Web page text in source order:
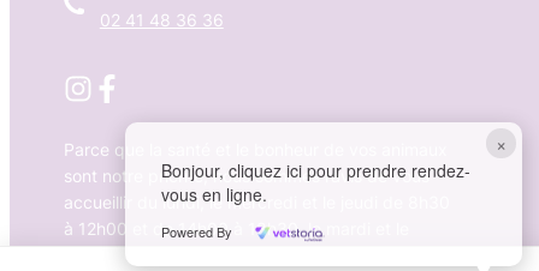
02 41 48 36 36
Parce que la santé et le bonheur de vos animaux
sont notre priorité, nous sommes ravis de vous
accueillir du lundi, le mercredi et le jeudi de 8h30
à 12h00 et de 14h00 à 18h30, le mardi et le
×
Bonjour, cliquez ici pour prendre rendez-
vous en ligne.
Powered By